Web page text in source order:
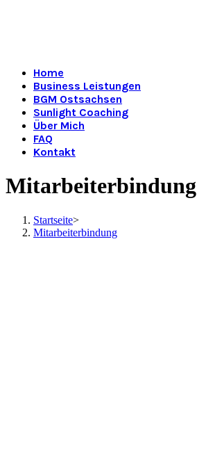
Home
Business Leistungen
BGM Ostsachsen
Sunlight Coaching
Über Mich
FAQ
Kontakt
Mitarbeiterbindung
Startseite>
Mitarbeiterbindung